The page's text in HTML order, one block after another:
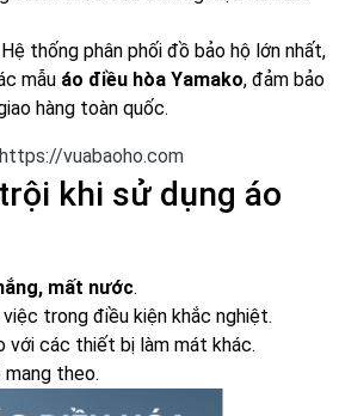
thống phân phối đồ bảo hộ lớn nhất,
mẫu áo điều hòa Yamako, đảm bảo
hàng toàn quốc.
https://vuabaoho.com
khi sử dụng áo
mất nước.
trong điều kiện khắc nghiệt.
với các thiết bị làm mát khác.
theo.